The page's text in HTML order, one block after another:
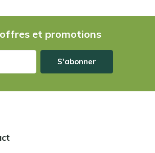
offres et promotions
S'abonner